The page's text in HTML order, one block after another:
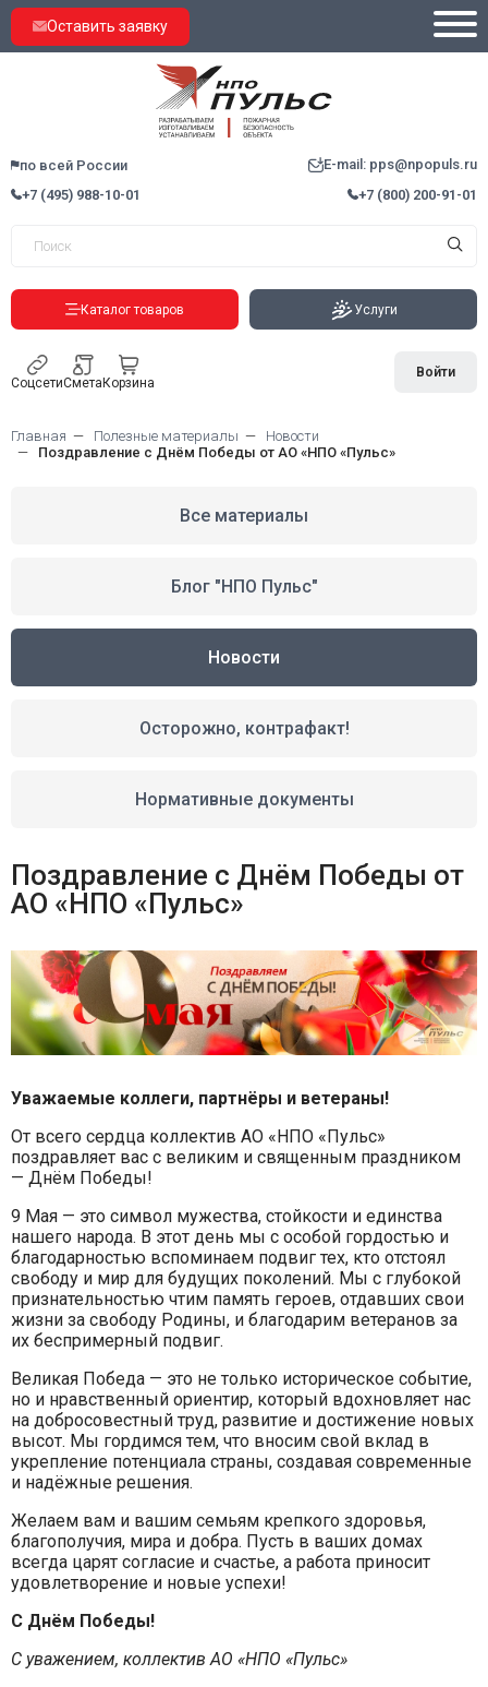
Оставить заявку
по всей России
E-mail: pps@npopuls.ru
+7 (495) 988-10-01
+7 (800) 200-91-01
Каталог товаров Услуги
СоцсетиСметаКорзина
Войти
Главная Полезные материалы
Новости
Поздравление с Днём Победы от АО «НПО «Пульс»
Все материалы
Блог "НПО Пульс"
Новости
Осторожно, контрафакт!
Нормативные документы
Поздравление с Днём Победы от
АО «НПО «Пульс»
Уважаемые коллеги, партнёры и ветераны!
От всего сердца коллектив АО «НПО «Пульс»
поздравляет вас с великим и священным праздником
— Днём Победы!
9 Мая — это символ мужества, стойкости и единства
нашего народа. В этот день мы с особой гордостью и
благодарностью вспоминаем подвиг тех, кто отстоял
свободу и мир для будущих поколений. Мы с глубокой
признательностью чтим память героев, отдавших свои
жизни за свободу Родины, и благодарим ветеранов за
их беспримерный подвиг.
Великая Победа — это не только историческое событие,
но и нравственный ориентир, который вдохновляет нас
на добросовестный труд, развитие и достижение новых
высот. Мы гордимся тем, что вносим свой вклад в
укрепление потенциала страны, создавая современные
и надёжные решения.
Желаем вам и вашим семьям крепкого здоровья,
благополучия, мира и добра. Пусть в ваших домах
всегда царят согласие и счастье, а работа приносит
удовлетворение и новые успехи!
С Днём Победы!
С уважением, коллектив АО «НПО «Пульс»